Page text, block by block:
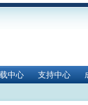
中心 支持中心